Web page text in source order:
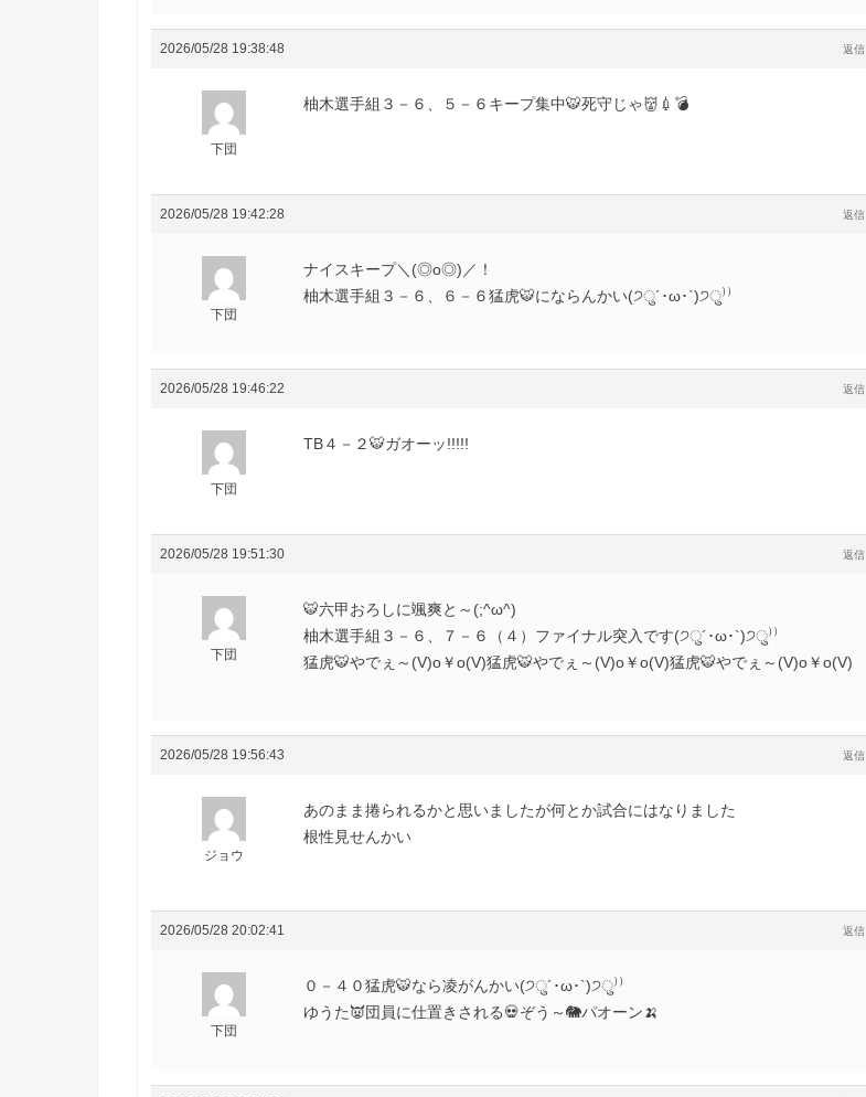
2026/05/28 19:38:48 返信
下団
柚木選手組３－６、５－６キープ集中🐯死守じゃ👹💉💣
2026/05/28 19:42:28 返信
下団
ナイスキープ＼(◎o◎)／！
柚木選手組３－６、６－６猛虎🐯にならんかい(੭ु´･ω･`)੭ु⁾⁾
2026/05/28 19:46:22 返信
下団
TB４－２🐯ガオーッ!!!!!
2026/05/28 19:51:30 返信
下団
🐯六甲おろしに颯爽と～(;^ω^)
柚木選手組３－６、７－６（４）ファイナル突入です(੭ु´･ω･`)੭ु⁾⁾
猛虎🐯やでぇ～(V)o￥o(V)猛虎🐯やでぇ～(V)o￥o(V)猛虎🐯やでぇ～(V)o￥o(V)
2026/05/28 19:56:43 返信
ジョウ
あのまま捲られるかと思いましたが何とか試合にはなりました
根性見せんかい
2026/05/28 20:02:41 返信
下団
０－４０猛虎🐯なら凌がんかい(੭ु´･ω･`)੭ु⁾⁾
ゆうた👿団員に仕置きされる💀ぞう～🐘パオーン🍌